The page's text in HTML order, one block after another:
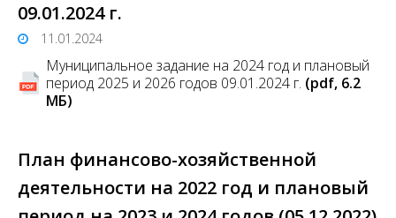
09.01.2024 г.
11.01.2024
Муниципальное задание на 2024 год и плановый
период 2025 и 2026 годов 09.01.2024 г. (pdf, 6.2
MБ)
План финансово-хозяйственной
деятельности на 2022 год и плановый